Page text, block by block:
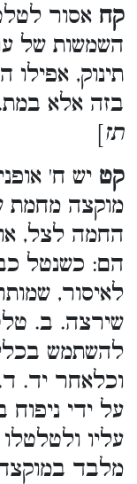
קח אסור
השמשות של
תינוק,
בזה אלא
תז]
קט יש ח'
מוקצה מחמת
החמה לצל, או
הם: כשנטל
לאיסור,
שירצה. ב.
להשתמש בכלי
וכלאחר יד.
על ידי ניפוח
עליו
מלבד